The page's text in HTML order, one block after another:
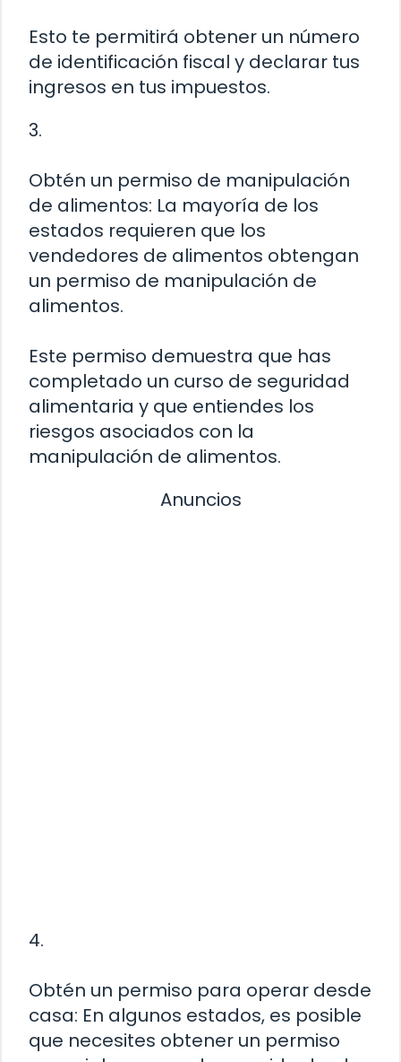
Esto te permitirá obtener un número
de identificación fiscal y declarar tus
ingresos en tus impuestos.
3.
Obtén un permiso de manipulación
de alimentos: La mayoría de los
estados requieren que los
vendedores de alimentos obtengan
un permiso de manipulación de
alimentos.
Este permiso demuestra que has
completado un curso de seguridad
alimentaria y que entiendes los
riesgos asociados con la
manipulación de alimentos.
Anuncios
4.
Obtén un permiso para operar desde
casa: En algunos estados, es posible
que necesites obtener un permiso